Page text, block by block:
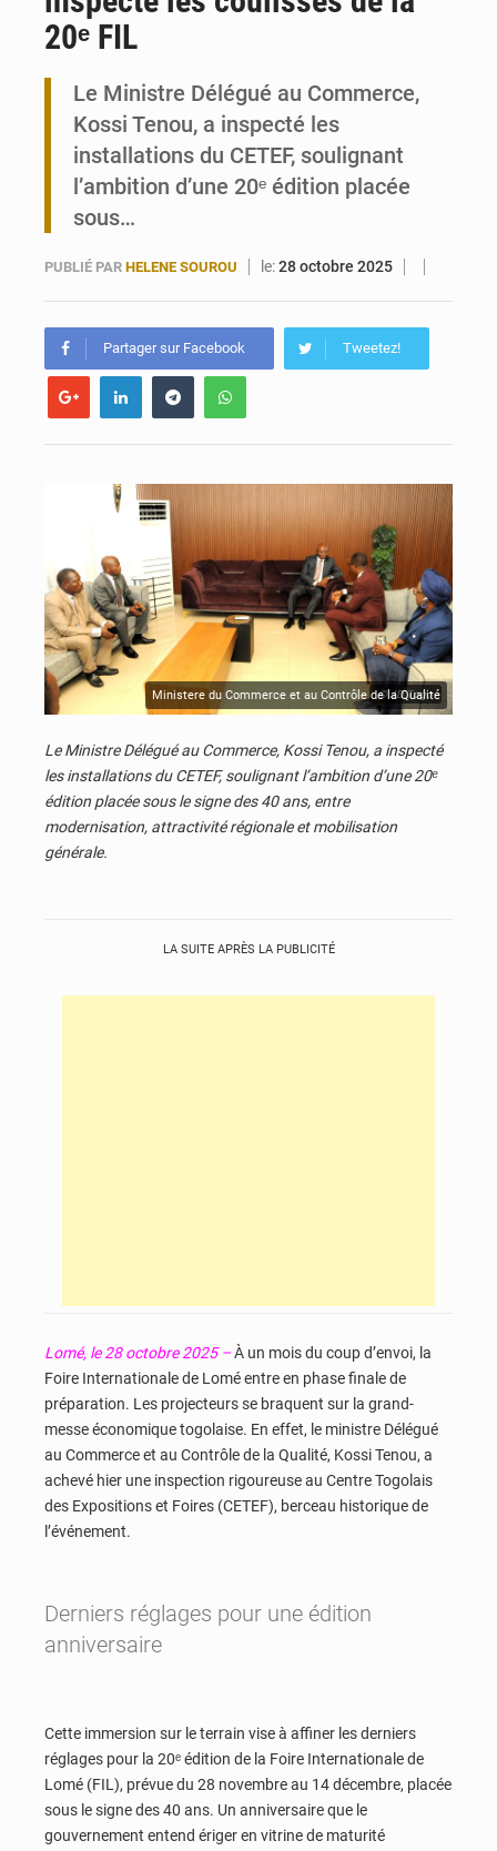
Maurice : Démission de la ministre Véronique Leu-Govind
20ᵉ FIL
Le Ministre Délégué au Commerce,
Kossi Tenou, a inspecté les
installations du CETEF, soulignant
l’ambition d’une 20ᵉ édition placée
sous…
PUBLIÉ PAR HELENE SOUROU le:28 octobre 2025
Partager sur Facebook Tweetez!
© JD Togo
Ministere du Commerce et au Contrôle de la Qualité
Le Ministre Délégué au Commerce, Kossi Tenou, a inspecté
les installations du CETEF, soulignant l’ambition d’une 20ᵉ
édition placée sous le signe des 40 ans, entre
modernisation, attractivité régionale et mobilisation
générale.
LA SUITE APRÈS LA PUBLICITÉ
Lomé, le 28 octobre 2025 –À un mois du coup d’envoi, la
Foire Internationale de Lomé entre en phase finale de
préparation. Les projecteurs se braquent sur la grand-
messe économique togolaise. En effet, le ministre Délégué
au Commerce et au Contrôle de la Qualité, Kossi Tenou, a
achevé hier une inspection rigoureuse au Centre Togolais
des Expositions et Foires (CETEF), berceau historique de
l’événement.
Derniers réglages pour une édition
anniversaire
Cette immersion sur le terrain vise à affiner les derniers
réglages pour la 20ᵉ édition de la Foire Internationale de
Lomé (FIL), prévue du 28 novembre au 14 décembre, placée
sous le signe des 40 ans. Un anniversaire que le
gouvernement entend ériger en vitrine de maturité